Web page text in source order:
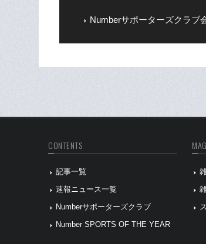
Numberサポーターズクラブ
CONTENTS
記事一覧
速報ニュース一覧
Numberサポーターズクラブ
Number SPORTS OF THE YEAR